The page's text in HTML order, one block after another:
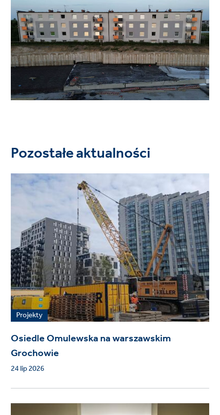
Pozostałe aktualności
Projekty
Osiedle Omulewska na warszawskim
Grochowie
24 lip 2026